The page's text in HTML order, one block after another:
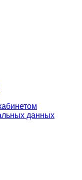
данных